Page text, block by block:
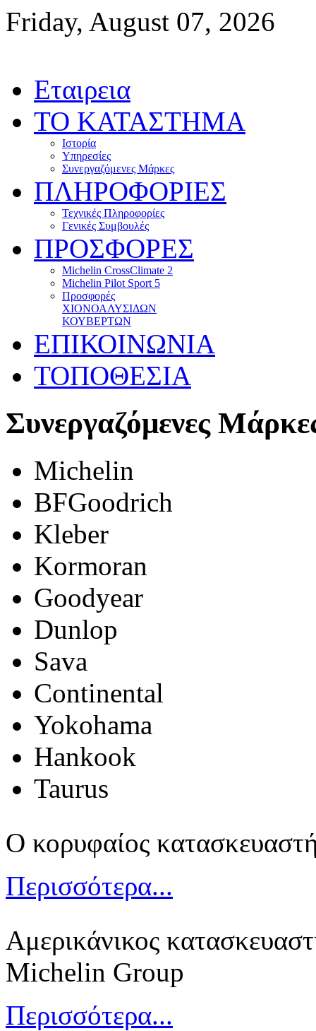
Friday, August 07, 2026
Εταιρεια
ΤΟ ΚΑΤΑΣΤΗΜΑ
Ιστορία
Υπηρεσίες
Συνεργαζόμενες Μάρκες
ΠΛΗΡΟΦΟΡΙΕΣ
Τεχνικές Πληροφορίες
Γενικές Συμβουλές
ΠΡΟΣΦΟΡΕΣ
Michelin CrossClimate 2
Michelin Pilot Sport 5
Προσφορές
ΧΙΟΝΟΑΛΥΣΙΔΩΝ
ΚΟΥΒΕΡΤΩΝ
ΕΠΙΚΟΙΝΩΝΙΑ
ΤΟΠΟΘΕΣΙΑ
Συνεργαζόμενες
Michelin
BFGoodrich
Kleber
Kormoran
Goodyear
Dunlop
Sava
Continental
Yokohama
Hankook
Taurus
Ο κορυφαίος
Περισσότερα...
Αμερικάνικος
Michelin Group
Περισσότερα...